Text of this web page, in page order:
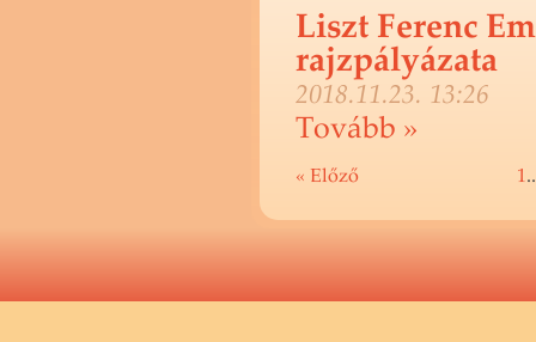
Liszt Ferenc
rajzpályázata
2018.11.23. 13:26
To­vább »
« Előző 1